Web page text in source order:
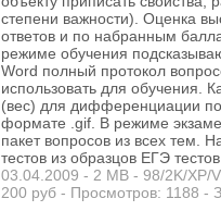
степени важности). Оценка
ответов и по набранным
режиме обучения
Word полный протокол
использовать для обучения.
(вес) для дифференциации по
формате .gif. В режиме
пакет вопросов из всех тем.
тестов из образцов ЕГЭ
03.04.2009 - 2 MB - 98/2K/XP/
200 руб - Просмотров: 1188 -